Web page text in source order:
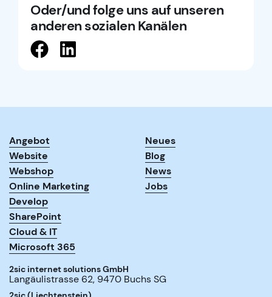
Oder/und folge uns auf unseren
anderen sozialen Kanälen
Angebot
Website
Webshop
Online Marketing
Develop
SharePoint
Cloud & IT
Microsoft 365
Neues
Blog
News
Jobs
2sic internet solutions GmbH
Langäulistrasse 62, 9470 Buchs SG